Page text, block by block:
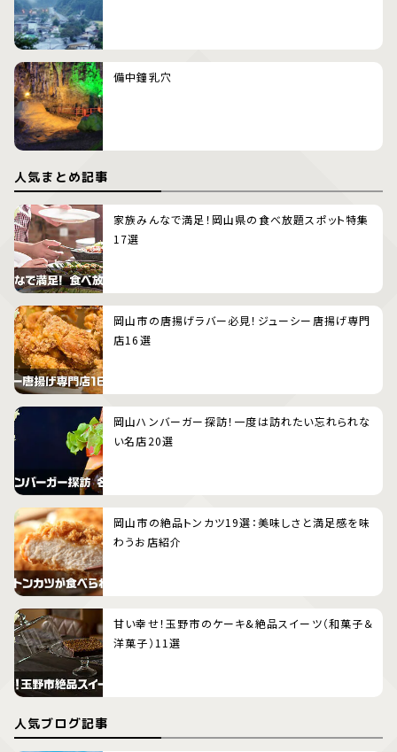
備中鐘乳穴
人気まとめ記事
家族みんなで満足！岡山県の食べ放題スポット特集
17選
岡山市の唐揚げラバー必見！ジューシー唐揚げ専門
店16選
岡山ハンバーガー探訪！一度は訪れたい忘れられな
い名店20選
岡山市の絶品トンカツ19選：美味しさと満足感を味
わうお店紹介
甘い幸せ！玉野市のケーキ&絶品スイーツ（和菓子＆
洋菓子）11選
人気ブログ記事